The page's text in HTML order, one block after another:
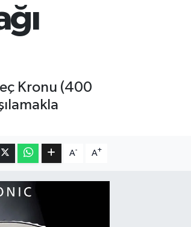
Kronu (400
A- A+